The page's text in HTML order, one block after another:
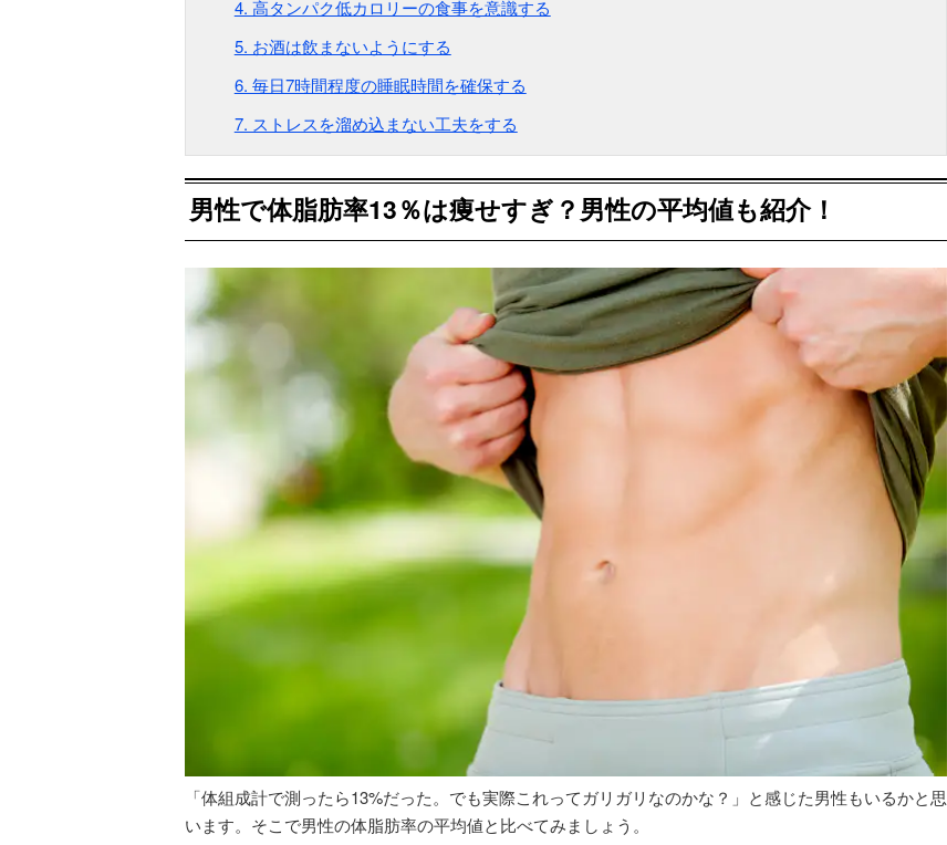
4. 高タンパク低カロリーの食事を意識する
5. お酒は飲まないようにする
6. 毎日7時間程度の睡眠時間を確保する
7. ストレスを溜め込まない工夫をする
男性で体脂肪率13％は痩せすぎ？男性の平均値も紹介！
「体組成計で測ったら13%だった。でも実際これってガリガリなのかな？」と感じた男性もいるかと思
います。そこで男性の体脂肪率の平均値と比べてみましょう。